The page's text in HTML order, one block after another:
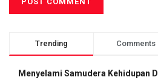
Trending Comments
Menyelami Samudera Kehidupan